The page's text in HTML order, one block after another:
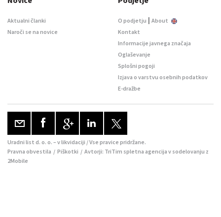
Aktualni članki
Naroči se na novice
O podjetju | About
Kontakt
Informacije javnega značaja
Oglaševanje
Splošni pogoji
Izjava o varstvu osebnih podatkov
E-dražbe
Uradni list d. o. o. – v likvidaciji / Vse pravice pridržane.
Pravna obvestila / Piškotki / Avtorji: TriTim spletna agencija v sodelovanju z
2Mobile